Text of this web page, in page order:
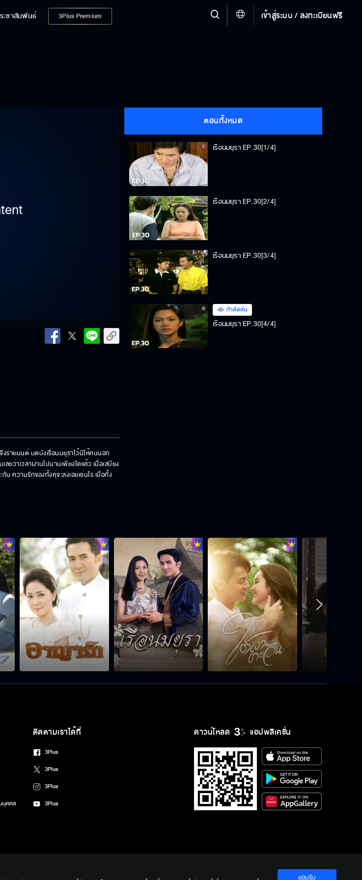
ะชาสัมพันธ์ 3Plus Premium เข้าสู่ระบบ / ลงทะเบียนฟรี
ตอนทั้งหมด
เรือนมยุรา EP.30[1/4]
เรือนมยุรา EP.30[2/4]
เรือนมยุรา EP.30[3/4]
กำลังเล่น
เรือนมยุรา EP.30[4/4]
ร่ายมนต์ บดบังเรื่อนมยุราไว้มิให้คนนอก
ยว่าเวลาผ่านไปนานเพียงใดแล้ว เมื่อเสบียง
ความรักของทั้งคุ่จะลงเอยเช่นไร เมื่อทั้ง
ดาวน์โหลด แอปพลิเคชั่น
บุคคล
ติดตามเราได้ที่
3Plus
3Plus
3Plus
3Plus
ยอมรับ